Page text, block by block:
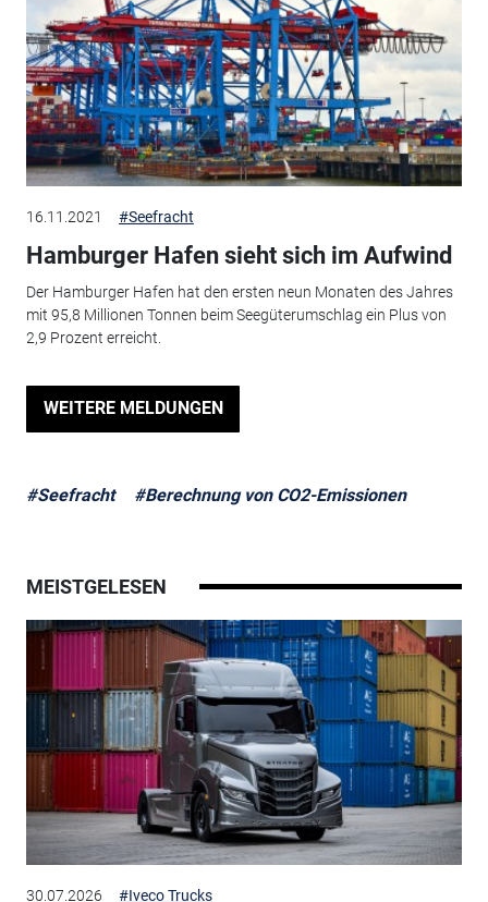
16.11.2021 #Seefracht
Hamburger Hafen sieht sich im Aufwind
Der Hamburger Hafen hat den ersten neun Monaten des Jahres
mit 95,8 Millionen Tonnen beim Seegüterumschlag ein Plus von
2,9 Prozent erreicht.
WEITERE MELDUNGEN
#Seefracht #Berechnung von CO2-Emissionen
MEISTGELESEN
30.07.2026 #Iveco Trucks